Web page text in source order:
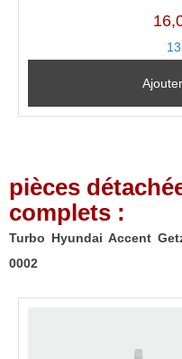
pièces
complets :
Turbo Hyundai Accent
0002